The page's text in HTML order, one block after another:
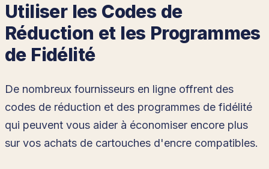
Utiliser les Codes de
Réduction et les Programmes
de Fidélité
De nombreux fournisseurs en ligne offrent des
codes de réduction et des programmes de fidélité
qui peuvent vous aider à économiser encore plus
sur vos achats de cartouches d'encre compatibles.